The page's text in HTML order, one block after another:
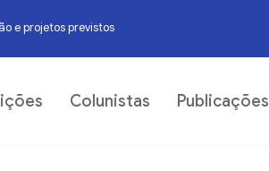
e projetos previstos
Colunistas Publicações